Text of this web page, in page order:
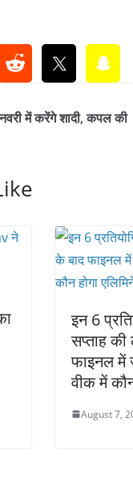
में करेंगे शादी, कपल की
इन 6
सप्ताह
फाइनल में
वीक में
August 7,